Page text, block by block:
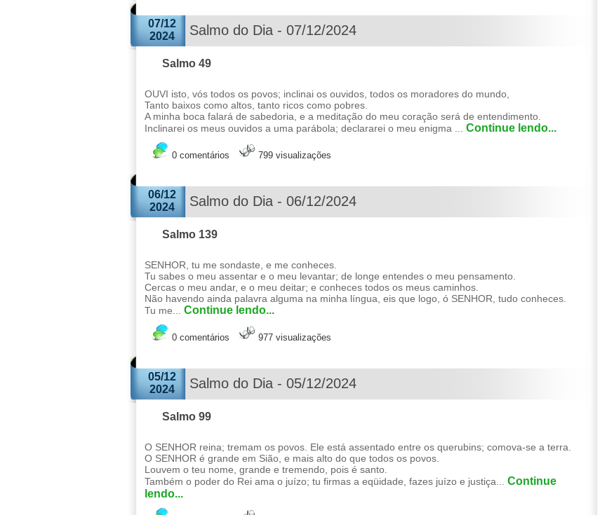
07/12
2024
Salmo do Dia - 07/12/2024
Salmo 49
OUVI isto, vós todos os povos; inclinai os ouvidos, todos os moradores do mundo,
Tanto baixos como altos, tanto ricos como pobres.
A minha boca falará de sabedoria, e a meditação do meu coração será de entendimento.
Inclinarei os meus ouvidos a uma parábola; declararei o meu enigma ... Continue lendo...
0 comentários 799 visualizações
06/12
2024
Salmo do Dia - 06/12/2024
Salmo 139
SENHOR, tu me sondaste, e me conheces.
Tu sabes o meu assentar e o meu levantar; de longe entendes o meu pensamento.
Cercas o meu andar, e o meu deitar; e conheces todos os meus caminhos.
Não havendo ainda palavra alguma na minha língua, eis que logo, ó SENHOR, tudo conheces.
Tu me... Continue lendo...
0 comentários 977 visualizações
05/12
2024
Salmo do Dia - 05/12/2024
Salmo 99
O SENHOR reina; tremam os povos. Ele está assentado entre os querubins; comova-se a terra.
O SENHOR é grande em Sião, e mais alto do que todos os povos.
Louvem o teu nome, grande e tremendo, pois é santo.
Também o poder do Rei ama o juízo; tu firmas a eqüidade, fazes juízo e justiça... Continue
lendo...